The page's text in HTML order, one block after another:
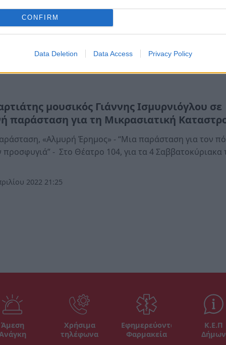
CONFIRM
Data Deletion Data Access Privacy Policy
τη συμπλήρωση των 100 χρόνων από τη
- Πρωτότυπη σκηνική σύνθεση που αντλεί το υλικό
προσφύγων και λογοτεχνικά έργα για τη
2022 09:30
μουσικός Γιάννης Ισμυρνιόγλου σε
παράσταση για τη Μικρασιατική
«Αλμυρή Έρημος» - “Μια παράσταση για τον
προσφυγιά” - Στο Θέατρο 104, για τα 4 Σαββατοκύριακα
2022 21:25
Άμεση
Χρήσιμα
τηλέφωνα
Εφημερεύοντα
Φαρμακεία
Κ.Ε.Π
Δήμων